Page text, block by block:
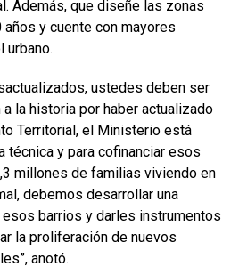
Además, que diseñe las zonas
y cuente con mayores
urbano.
ustedes deben ser
la historia por haber actualizado
Territorial, el Ministerio está
técnica y para cofinanciar esos
millones de familias viviendo en
debemos desarrollar una
barrios y darles instrumentos
la proliferación de nuevos
anotó.